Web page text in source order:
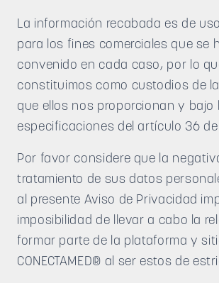
La información recabada es de
para los fines comerciales que se
convenido en cada caso, por lo
constituimos como custodios de
que ellos nos proporcionan y bajo
especificaciones del artículo 36 de
Por favor considere que la
tratamiento de sus datos
al presente Aviso de Privacidad
imposibilidad de llevar a cabo la
formar parte de la plataforma y
CONECTAMED® al ser estos de